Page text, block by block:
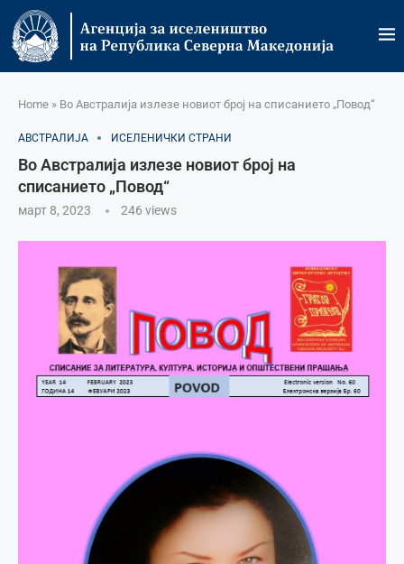
Home » Во Австралија излезе новиот број на списанието „Повод“
АВСТРАЛИЈА ИСЕЛЕНИЧКИ СТРАНИ
Во Австралија излезе новиот број на
списанието „Повод“
март 8, 2023 246 views